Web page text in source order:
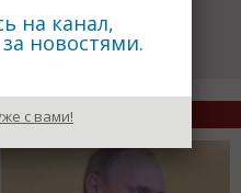
на канал,
новостями.
с вами!